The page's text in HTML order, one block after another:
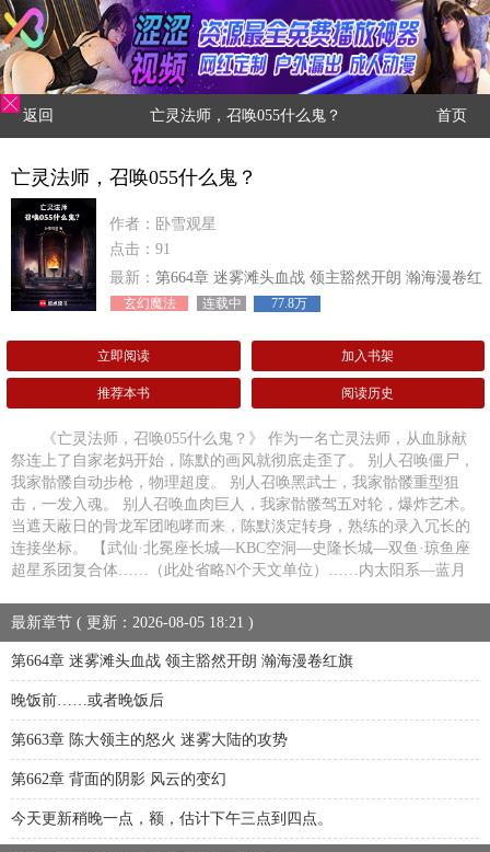
返回 亡灵法师，召唤055什么鬼？ 首页
亡灵法师，召唤055什么鬼？
作者：卧雪观星
点击：91
最新： 第664章 迷雾滩头血战 领主豁然开朗 瀚海漫卷红
旗玄幻魔法 连载中 77.8万
立即阅读 加入书架
推荐本书 阅读历史
《亡灵法师，召唤055什么鬼？》 作为一名亡灵法师，从血脉献
祭连上了自家老妈开始，陈默的画风就彻底走歪了。 别人召唤僵尸，
我家骷髅自动步枪，物理超度。 别人召唤黑武士，我家骷髅重型狙
击，一发入魂。 别人召唤血肉巨人，我家骷髅驾五对轮，爆炸艺术。
当遮天蔽日的骨龙军团咆哮而来，陈默淡定转身，熟练的录入冗长的
连接坐标。 【武仙·北冕座长城—KBC空洞—史隆长城—双鱼·琼鱼座
超星系团复合体……（此处省略N个天文单位）……内太阳系—蓝月
最新章节 ( 更新：2026-08-05 18:21 )
第664章 迷雾滩头血战 领主豁然开朗 瀚海漫卷红旗
晚饭前……或者晚饭后
第663章 陈大领主的怒火 迷雾大陆的攻势
第662章 背面的阴影 风云的变幻
今天更新稍晚一点，额，估计下午三点到四点。